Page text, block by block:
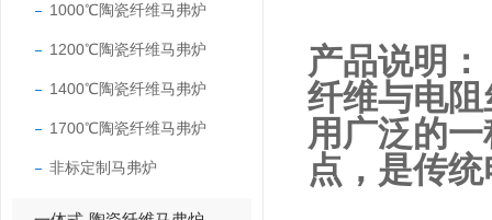
1000℃陶瓷纤维马弗炉
1200℃陶瓷纤维马弗炉
1400℃陶瓷纤维马弗炉
1700℃陶瓷纤维马弗炉
非标定制马弗炉
产品说明：
纤维与电
用广泛的
点，是传